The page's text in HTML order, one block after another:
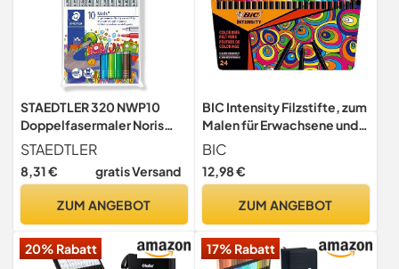
STAEDTLER 320 NWP10
Doppelfasermaler Noris
Club (stabile,
eindrucksichere Spitze,
auswaschbar, Strichbreite
sortierten
Mehrfarbig, 10Stück 1er
STAEDTLER
8,31 € gratis Versand
ZUM ANGEBOT
BIC Intensity Filzstifte, zum
Malen für Erwachsene und
Kinder, in 24
auswaschbaren Farben, mit
stabiler Spitze, im Karton
BIC
12,98 €
ZUM ANGEBOT
20% Rabatt 17% Rabatt